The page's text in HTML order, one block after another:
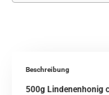
Beschreibung
500g Lindenenhonig